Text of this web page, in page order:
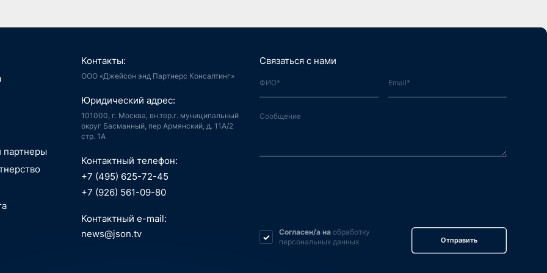
Интернет
LegalTech
данные,
4.0,
книги
АСУ ТП, IoT
3D
мотивация
БАС
город
3D
ИБ, КИИ
партнеры
Контакты:
ООО «Джейсон энд Партнерс Консалтинг»
Юридический адрес:
101000, г. Москва, вн.тер.г. муниципальный
округ Басманный, пер Армянский, д. 11А/2
стр. 1А
Контактный телефон:
+7 (495) 625-72-45
+7 (926) 561-09-80
Контактный e-mail:
news@json.tv
Связаться с нами
Согласен/а наобработку
персональных данных
Отправить